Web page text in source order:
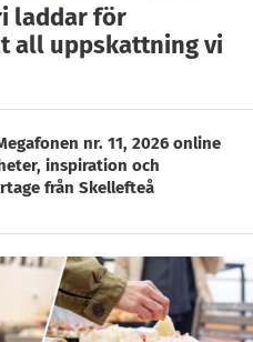
laddar för
all uppskattning vi
nr. 11, 2026 online
inspiration och
från Skellefteå